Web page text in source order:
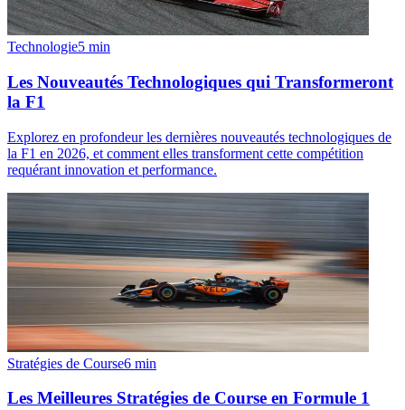
Technologie5 min
Les Nouveautés Technologiques qui Transformeront
la F1
Explorez en profondeur les dernières nouveautés technologiques de
la F1 en 2026, et comment elles transforment cette compétition
requérant innovation et performance.
Stratégies de Course6 min
Les Meilleures Stratégies de Course en Formule 1